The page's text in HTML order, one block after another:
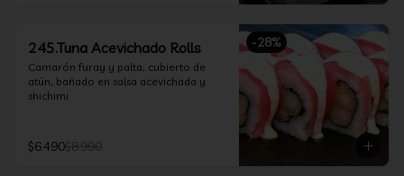
-28%
245.Tuna Acevichado Rolls
Camarón furay y palta, cubierto de
atún, bañado en salsa acevichada y
shichimi
$6.490$8.990